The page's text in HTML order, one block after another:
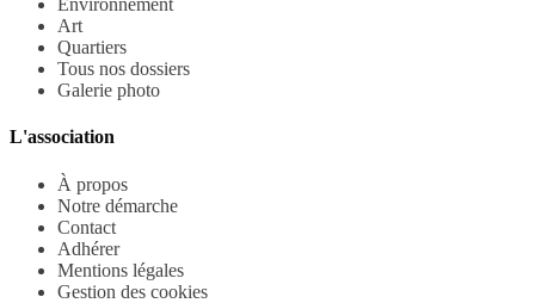
Environnement
Art
Quartiers
Tous nos dossiers
Galerie photo
L'association
À propos
Notre démarche
Contact
Adhérer
Mentions légales
Gestion des cookies